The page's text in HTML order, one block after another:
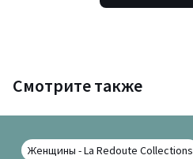
Смотрите также
Женщины - La Redoute Collections